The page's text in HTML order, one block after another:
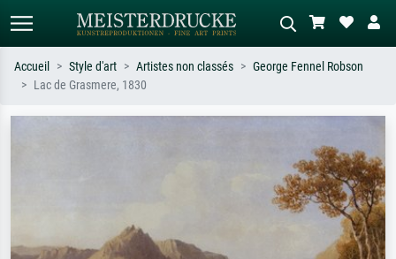
abstrait avec beaucoup de rouge,
tableau sombre, nu debout près d'un
arbre.
Accueil Style d'art Artistes non classés
George Fennel Robson
Lac de Grasmere, 1830